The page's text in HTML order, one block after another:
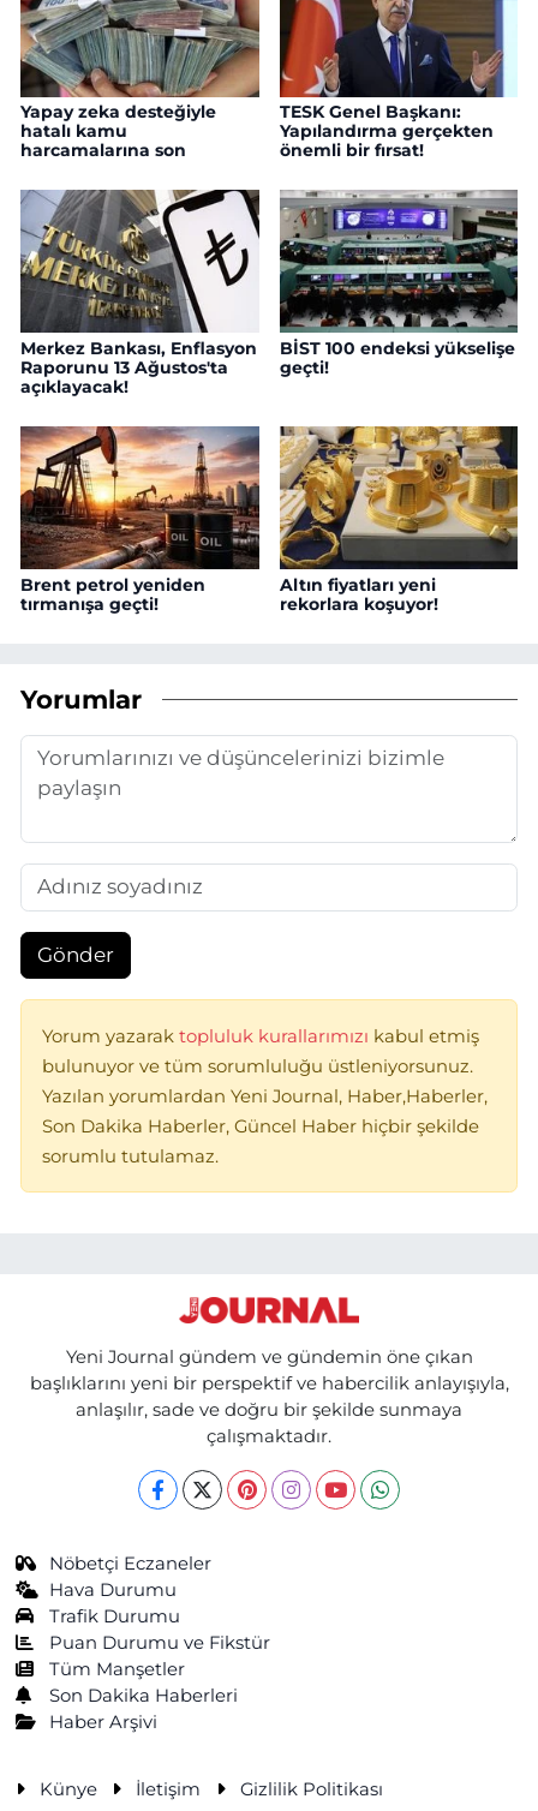
Yapay zeka desteğiyle
hatalı kamu
harcamalarına son
TESK Genel Başkanı:
Yapılandırma gerçekten
önemli bir fırsat!
Merkez Bankası, Enflasyon
Raporunu 13 Ağustos'ta
açıklayacak!
BİST 100 endeksi yükselişe
geçti!
Brent petrol yeniden
tırmanışa geçti!
Altın fiyatları yeni
rekorlara koşuyor!
Yorumlar
Gönder
Yorum yazarak topluluk kurallarımızı kabul etmiş
bulunuyor ve tüm sorumluluğu üstleniyorsunuz.
Yazılan yorumlardan Yeni Journal, Haber,Haberler,
Son Dakika Haberler, Güncel Haber hiçbir şekilde
sorumlu tutulamaz.
Yeni Journal gündem ve gündemin öne çıkan
başlıklarını yeni bir perspektif ve habercilik anlayışıyla,
anlaşılır, sade ve doğru bir şekilde sunmaya
çalışmaktadır.
Nöbetçi Eczaneler
Hava Durumu
Trafik Durumu
Puan Durumu ve Fikstür
Tüm Manşetler
Son Dakika Haberleri
Haber Arşivi
Künye İletişim Gizlilik Politikası